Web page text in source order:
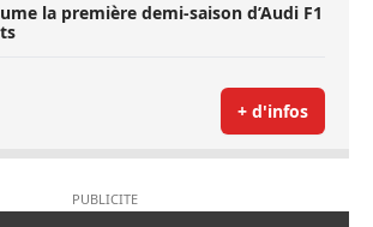
la première demi-saison d’Audi F1
+ d'infos